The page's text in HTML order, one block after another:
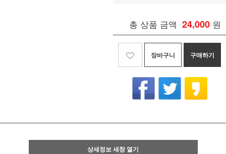
총 상품 금액 24,000 원
장바구니 구매하기
상세정보 새창 열기